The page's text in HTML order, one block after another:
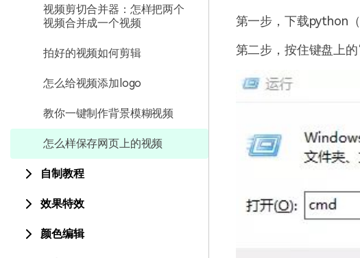
视频剪切合并器：怎样把两个
视频合并成一个视频
拍好的视频如何剪辑
怎么给视频添加logo
教你一键制作背景模糊视频
怎么样保存网页上的视频
自制教程
效果特效
颜色编辑
第一步，下载python
第二步，按住键盘上的